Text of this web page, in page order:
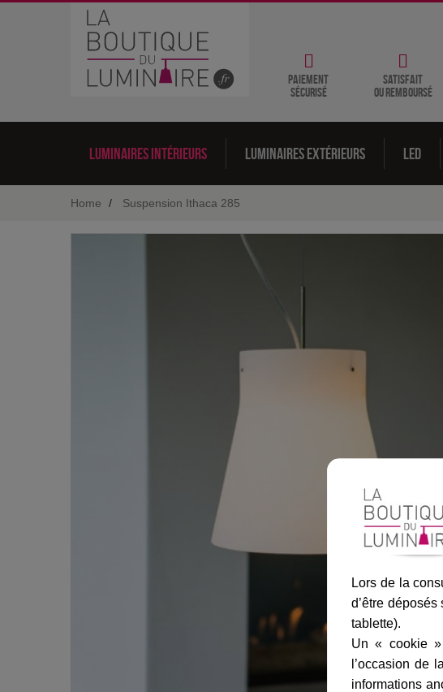
Paiement
sécurisé
satisfait
ou remboursé
Luminaires intérieurs Luminaires extérieurs LED
Home Suspension Ithaca 285
Lors de la
d’être
tablette).
Un « cookie
l’occasion de
informations